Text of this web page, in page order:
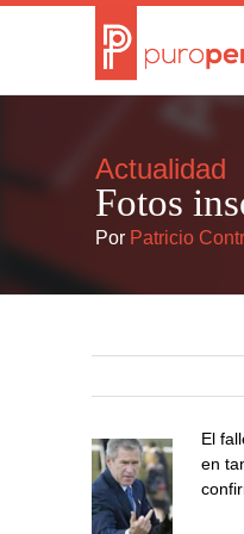
Actualidad
Fotos
Por Patricio
El
en